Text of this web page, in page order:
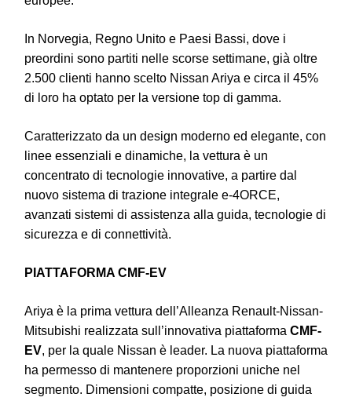
In Norvegia, Regno Unito e Paesi Bassi, dove i
preordini sono partiti nelle scorse settimane, già oltre
2.500 clienti hanno scelto Nissan Ariya e circa il 45%
di loro ha optato per la versione top di gamma.
Caratterizzato da un design moderno ed elegante, con
linee essenziali e dinamiche, la vettura è un
concentrato di tecnologie innovative, a partire dal
nuovo sistema di trazione integrale e-4ORCE,
avanzati sistemi di assistenza alla guida, tecnologie di
sicurezza e di connettività.
PIATTAFORMA CMF-EV
Ariya è la prima vettura dell’Alleanza Renault-Nissan-
Mitsubishi realizzata sull’innovativa piattaforma CMF-
EV, per la quale Nissan è leader. La nuova piattaforma
ha permesso di mantenere proporzioni uniche nel
segmento. Dimensioni compatte, posizione di guida